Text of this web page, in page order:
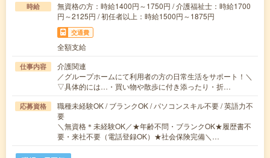
時給
無資格の方：時給1400円～1750円 / 介護福祉士：時給1700
円～2125円 / 初任者以上：時給1500円～1875円
交通費
全額支給
仕事内容
介護関連
／グループホームにて利用者の方の日常生活をサポート！＼
▽具体的には…・買い物や散歩に付き添ったり・折…
応募資格
職種未経験OK / ブランクOK / パソコンスキル不要 / 英語力不
要
＼無資格＊未経験OK／★年齢不問・ブランクOK★履歴書不
要・来社不要（電話登録OK）★社会保険完備＼…